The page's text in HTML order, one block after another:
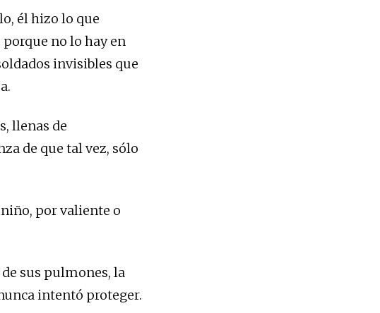
él hizo lo que
no lo hay en
invisibles que
llenas de
de que tal vez, sólo
por valiente o
sus pulmones, la
intentó proteger.